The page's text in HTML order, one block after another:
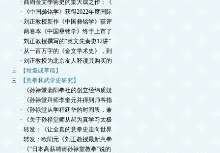
· 商周金文學術史的集大成之作：《
· 《中国彝铭学》获得2022年度国际
· 刘正教授新作《中国彝铭学》获评
· 两卷本《中国彝铭学》终于上市了
· 刘正教授撰写的“英文先秦史12讲”
· 从一百万字的《金文学术史》，到
· 刘正教授为北京友人释读其购买的
【垃圾或草稿】
【意拳和武学史研究】
· 《孙禄堂蒲阳拳社的创立经纬质疑
· 《孙禄堂拜师李奎元并得到师爷指
· 《孙禄堂从学程廷华的时间段，兼
· 《关于孙禄堂师从郝为真学习太极
· 转发：《让全真的意拳史走向世界
· 转发：欧阳元《刘正教授最新意拳
· 《“日本高薪聘请孙禄堂教拳”说的